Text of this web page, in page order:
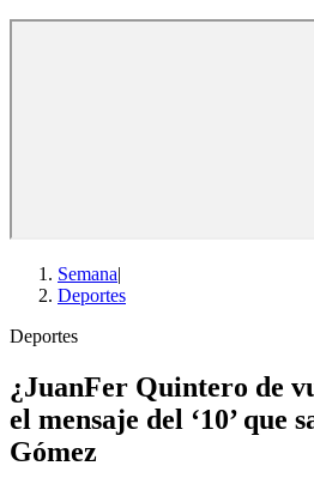
Semana|
Deportes
Deportes
¿JuanFer Quintero de
el mensaje del ‘10’ que
Gómez